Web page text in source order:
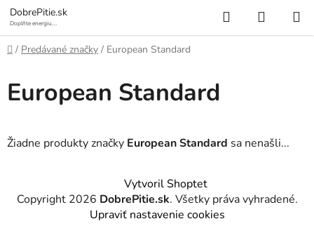
Prejsť
na
obsah
DobrePitie.sk
Doplňte energiu,
Hľadať
KOŠÍK
Domov
/ Predávané značky / European Standard
European Standard
Žiadne produkty značky European Standard sa nenašli...
Vytvoril Shoptet
Copyright 2026 DobrePitie.sk. Všetky práva vyhradené.
Upraviť nastavenie cookies